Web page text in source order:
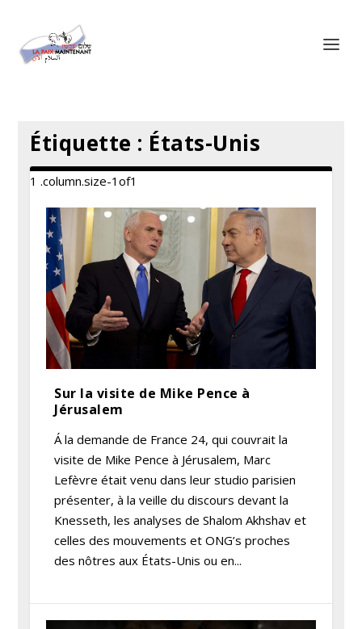
Étiquette : États-Unis
Sur la visite de Mike Pence à
Jérusalem
Á la demande de France 24, qui couvrait la
visite de Mike Pence à Jérusalem, Marc
Lefèvre était venu dans leur studio parisien
présenter, à la veille du discours devant la
Knesseth, les analyses de Shalom Akhshav et
celles des mouvements et ONG’s proches
des nôtres aux États-Unis ou en...